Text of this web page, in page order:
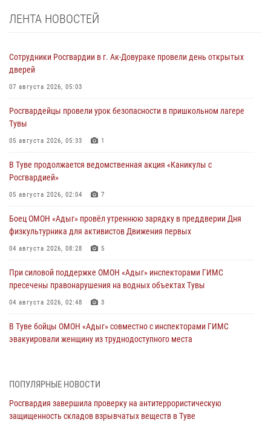
ЛЕНТА НОВОСТЕЙ
Сотрудники Росгвардии в г. Ак-Довураке провели день открытых
дверей
07 августа 2026, 05:03
Росгвардейцы провели урок безопасности в пришкольном лагере
Тувы
05 августа 2026, 05:33 1
В Туве продолжается ведомственная акция «Каникулы с
Росгвардией»
05 августа 2026, 02:04 7
Боец ОМОН «Адыг» провёл утреннюю зарядку в преддверии Дня
физкультурника для активистов Движения первых
04 августа 2026, 08:28 5
При силовой поддержке ОМОН «Адыг» инспекторами ГИМС
пресечены правонарушения на водных объектах Тувы
04 августа 2026, 02:48 3
В Туве бойцы ОМОН «Адыг» совместно с инспекторами ГИМС
эвакуировали женщину из труднодоступного места
Росгвардия проверила организацию отдыха детей в детских
31 июля 2026, 03:49
ПОПУЛЯРНЫЕ НОВОСТИ
Росгвардия завершила проверку на антитеррористическую
защищенность складов взрывчатых веществ в Туве